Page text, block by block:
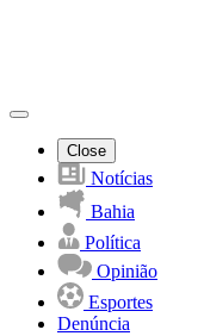
Close
Notícias
Bahia
Política
Opinião
Esportes
Denúncia